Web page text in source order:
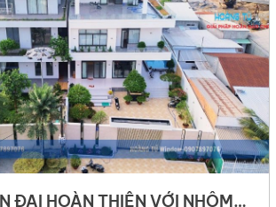
ĐẠI HOÀN THIỆN VỚI NHÔM